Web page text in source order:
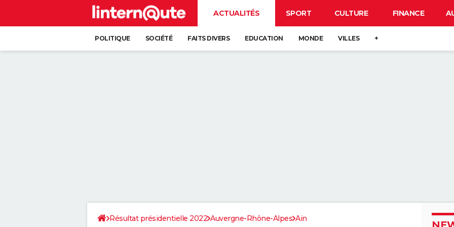
ACTUALITÉS SPORT CULTURE FINANCE
POLITIQUE SOCIÉTÉ FAITS DIVERS EDUCATION MONDE VILLES +
Résultat présidentielle 2022 Auvergne-Rhône-Alpes Ain